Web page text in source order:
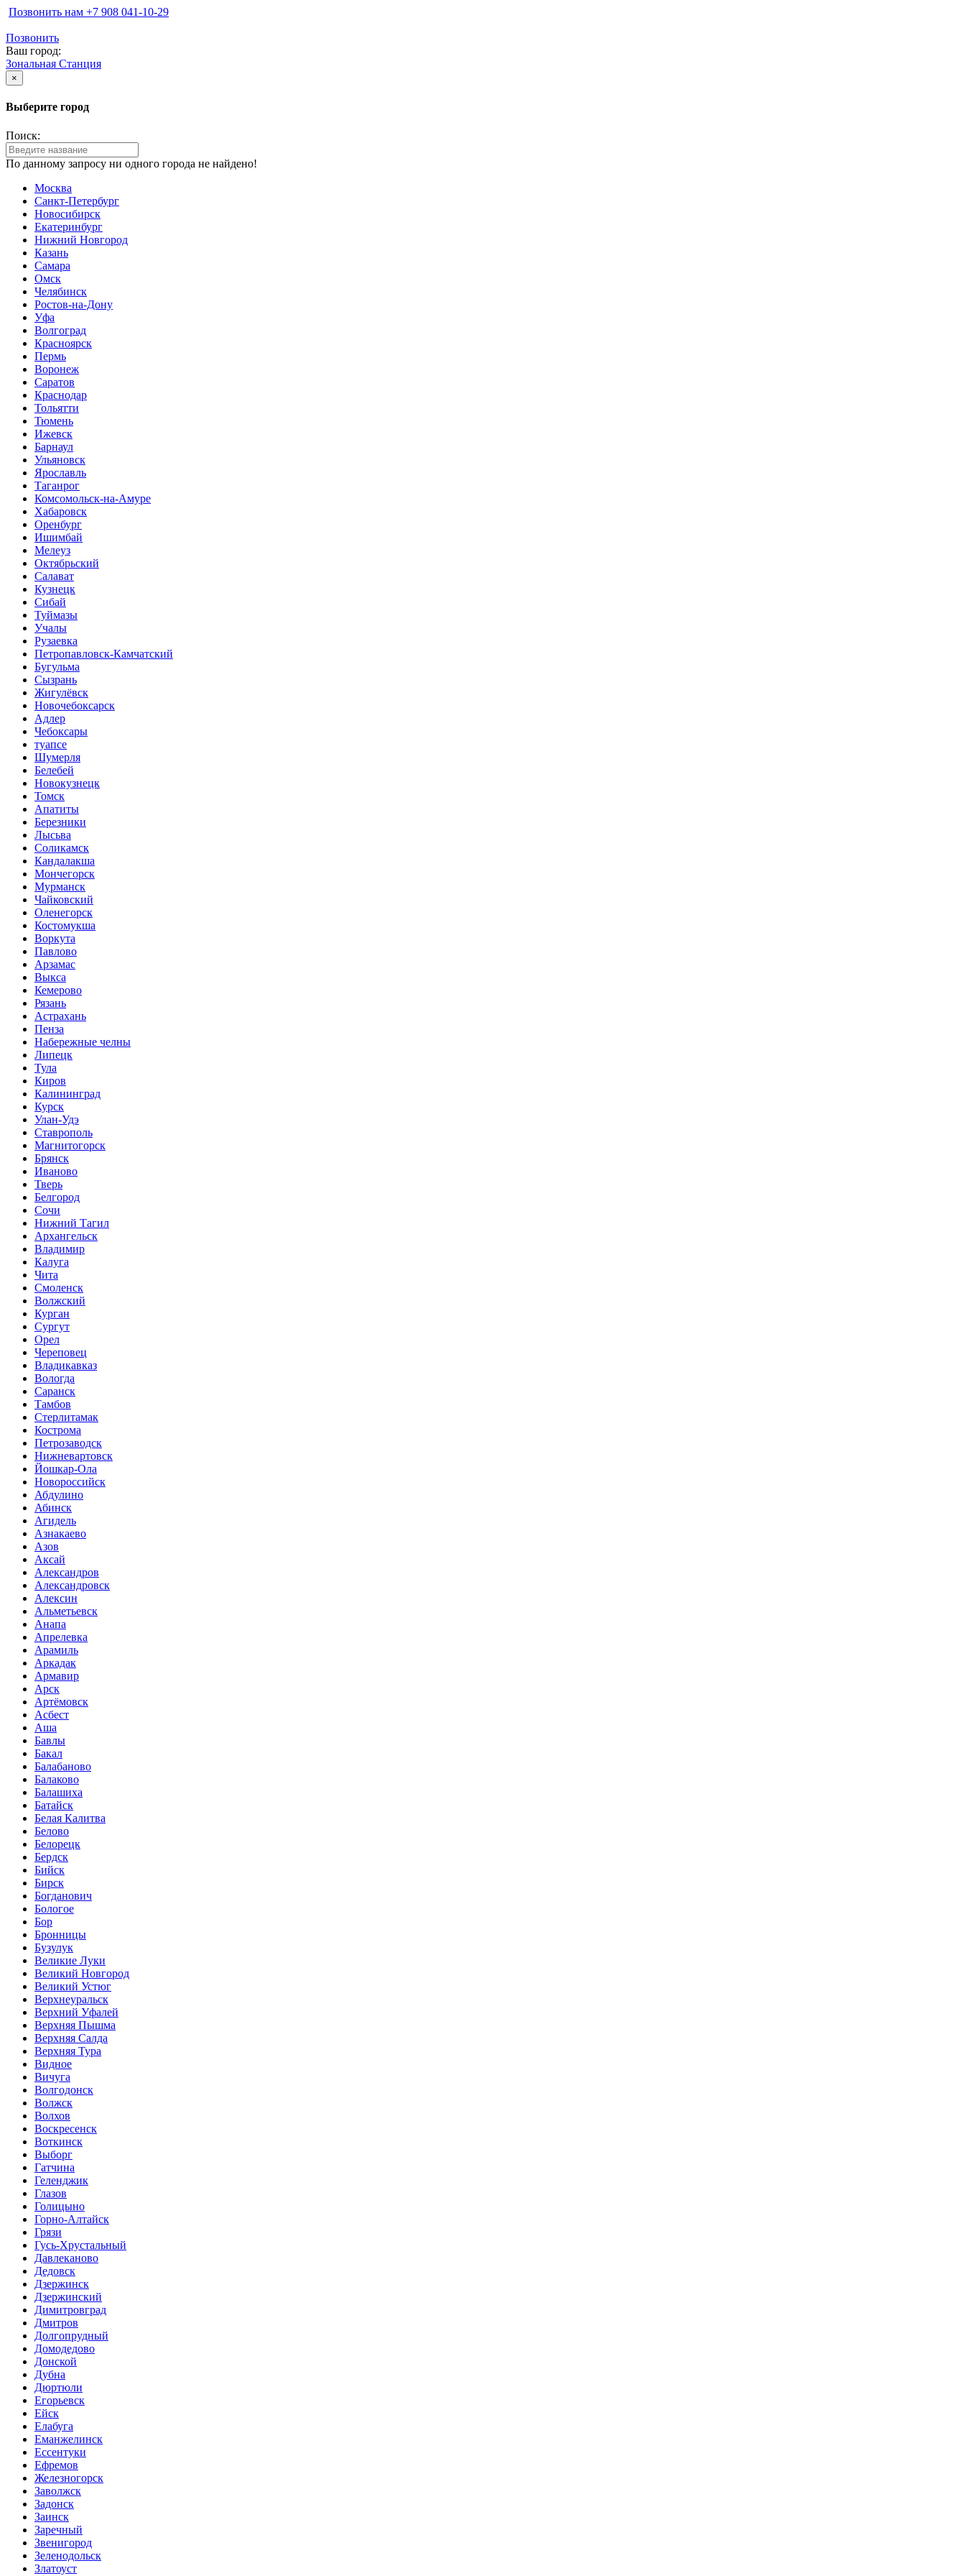
Позвонить нам ‪+7 908 041-10-29
Позвонить
Ваш город:
Зональная Станция
×
Выберите город
Поиск:
По данному запросу ни одного города не найдено!
Москва
Санкт-Петербург
Новосибирск
Екатеринбург
Нижний Новгород
Казань
Самара
Омск
Челябинск
Ростов-на-Дону
Уфа
Волгоград
Красноярск
Пермь
Воронеж
Саратов
Краснодар
Тольятти
Тюмень
Ижевск
Барнаул
Ульяновск
Ярославль
Таганрог
Комсомольск-на-Амуре
Хабаровск
Оренбург
Ишимбай
Мелеуз
Октябрьский
Салават
Кузнецк
Сибай
Туймазы
Учалы
Рузаевка
Петропавловск-Камчатский
Бугульма
Сызрань
Жигулёвск
Новочебоксарск
Адлер
Чебоксары
туапсе
Шумерля
Белебей
Новокузнецк
Томск
Апатиты
Березники
Лысьва
Соликамск
Кандалакша
Мончегорск
Мурманск
Чайковский
Оленегорск
Костомукша
Воркута
Павлово
Арзамас
Выкса
Кемерово
Рязань
Астрахань
Пенза
Набережные челны
Липецк
Тула
Киров
Калининград
Курск
Улан-Удэ
Ставрополь
Магнитогорск
Брянск
Иваново
Тверь
Белгород
Сочи
Нижний Тагил
Архангельск
Владимир
Калуга
Чита
Смоленск
Волжский
Курган
Сургут
Орел
Череповец
Владикавказ
Вологда
Саранск
Тамбов
Стерлитамак
Кострома
Петрозаводск
Нижневартовск
Йошкар-Ола
Новороссийск
Абдулино
Абинск
Агидель
Азнакаево
Азов
Аксай
Александров
Александровск
Алексин
Альметьевск
Анапа
Апрелевка
Арамиль
Аркадак
Армавир
Арск
Артёмовск
Асбест
Аша
Бавлы
Бакал
Балабаново
Балаково
Балашиха
Батайск
Белая Калитва
Белово
Белорецк
Бердск
Бийск
Бирск
Богданович
Бологое
Бор
Бронницы
Бузулук
Великие Луки
Великий Новгород
Великий Устюг
Верхнеуральск
Верхний Уфалей
Верхняя Пышма
Верхняя Салда
Верхняя Тура
Видное
Вичуга
Волгодонск
Волжск
Волхов
Воскресенск
Воткинск
Выборг
Гатчина
Геленджик
Глазов
Голицыно
Горно-Алтайск
Грязи
Гусь-Хрустальный
Давлеканово
Дедовск
Дзержинск
Дзержинский
Димитровград
Дмитров
Долгопрудный
Домодедово
Донской
Дубна
Дюртюли
Егорьевск
Ейск
Елабуга
Еманжелинск
Ессентуки
Ефремов
Железногорск
Заволжск
Задонск
Заинск
Заречный
Звенигород
Зеленодольск
Златоуст